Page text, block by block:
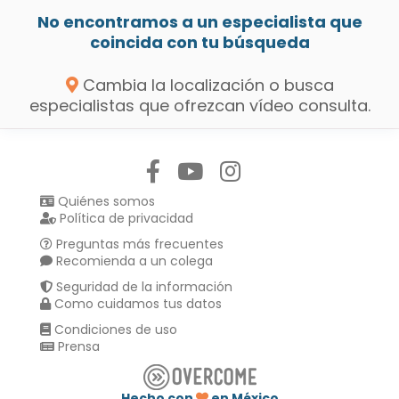
No encontramos a un especialista que
coincida con tu búsqueda
Cambia la localización o busca
especialistas que ofrezcan vídeo consulta.
Quiénes somos
Política de privacidad
Preguntas más frecuentes
Recomienda a un colega
Seguridad de la información
Como cuidamos tus datos
Condiciones de uso
Prensa